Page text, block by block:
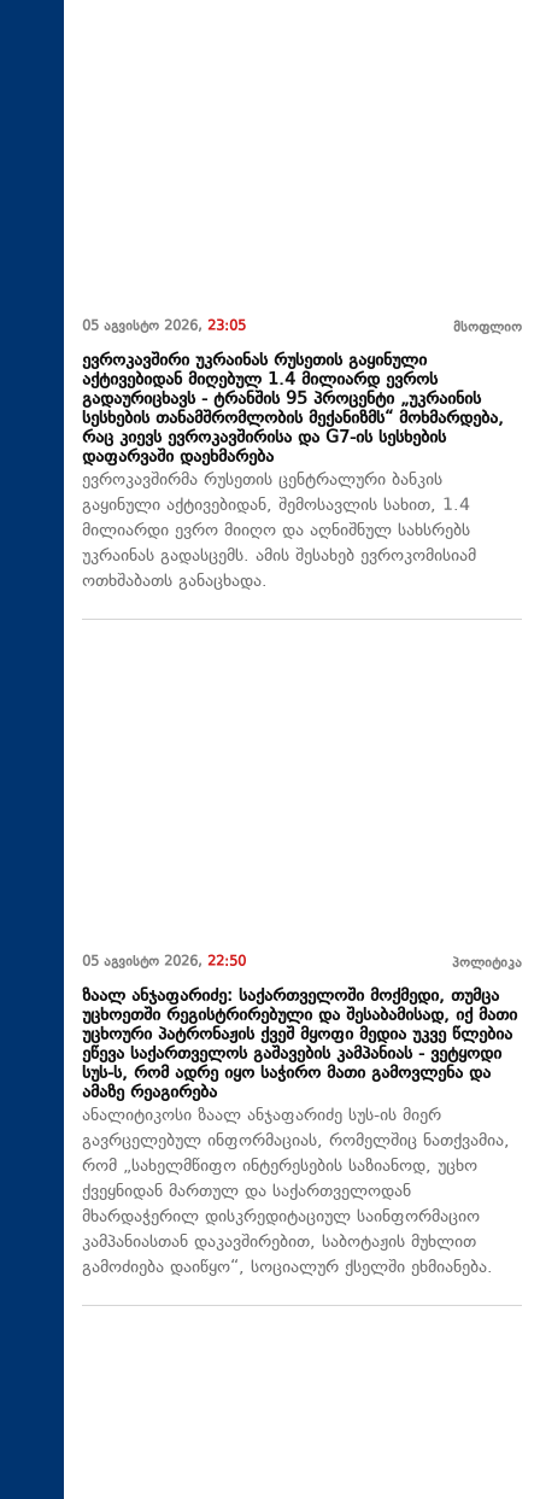
05 აგვისტო 2026, 23:05 მსოფლიო
ევროკავშირი უკრაინას რუსეთის გაყინული
აქტივებიდან მიღებულ 1.4 მილიარდ ევროს
გადაურიცხავს - ტრანშის 95 პროცენტი „უკრაინის
სესხების თანამშრომლობის მექანიზმს“ მოხმარდება,
რაც კიევს ევროკავშირისა და G7-ის სესხების
დაფარვაში დაეხმარება
ევროკავშირმა რუსეთის ცენტრალური ბანკის
გაყინული აქტივებიდან, შემოსავლის სახით, 1.4
მილიარდი ევრო მიიღო და აღნიშნულ სახსრებს
უკრაინას გადასცემს. ამის შესახებ ევროკომისიამ
ოთხშაბათს განაცხადა.
05 აგვისტო 2026, 22:50 პოლიტიკა
ზაალ ანჯაფარიძე: საქართველოში მოქმედი, თუმცა
უცხოეთში რეგისტრირებული და შესაბამისად, იქ მათი
უცხოური პატრონაჟის ქვეშ მყოფი მედია უკვე წლებია
ეწევა საქართველოს გაშავების კამპანიას - ვეტყოდი
სუს-ს, რომ ადრე იყო საჭირო მათი გამოვლენა და
ამაზე რეაგირება
ანალიტიკოსი ზაალ ანჯაფარიძე სუს-ის მიერ
გავრცელებულ ინფორმაციას, რომელშიც ნათქვამია,
რომ „სახელმწიფო ინტერესების საზიანოდ, უცხო
ქვეყნიდან მართულ და საქართველოდან
მხარდაჭერილ დისკრედიტაციულ საინფორმაციო
კამპანიასთან დაკავშირებით, საბოტაჟის მუხლით
გამოძიება დაიწყო“, სოციალურ ქსელში ეხმიანება.